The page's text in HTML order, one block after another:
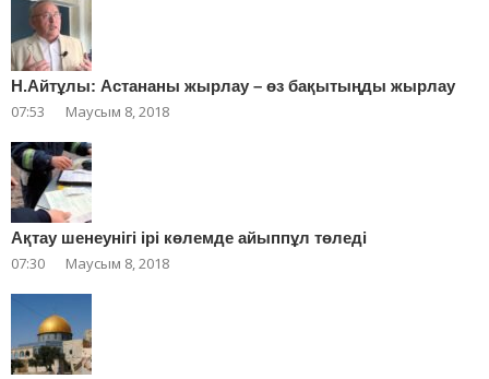
Н.Айтұлы: Астананы жырлау – өз бақытыңды жырлау
07:53 Маусым 8, 2018
Ақтау шенеунігі ірі көлемде айыппұл төледі
07:30 Маусым 8, 2018